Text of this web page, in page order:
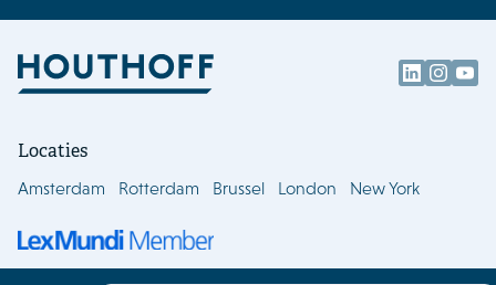
Locaties
Amsterdam Rotterdam Brussel London New York